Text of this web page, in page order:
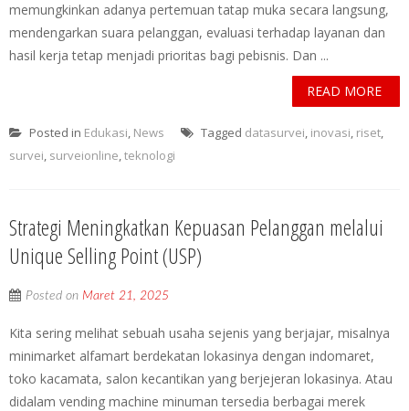
memungkinkan adanya pertemuan tatap muka secara langsung,
mendengarkan suara pelanggan, evaluasi terhadap layanan dan
hasil kerja tetap menjadi prioritas bagi pebisnis. Dan ...
READ MORE
Posted in Edukasi, News Tagged datasurvei, inovasi, riset,
survei, surveionline,teknologi
Strategi Meningkatkan Kepuasan Pelanggan melalui
Unique Selling Point (USP)
Posted on Maret 21, 2025
Kita sering melihat sebuah usaha sejenis yang berjajar, misalnya
minimarket alfamart berdekatan lokasinya dengan indomaret,
toko kacamata, salon kecantikan yang berjejeran lokasinya. Atau
didalam vending machine minuman tersedia berbagai merek